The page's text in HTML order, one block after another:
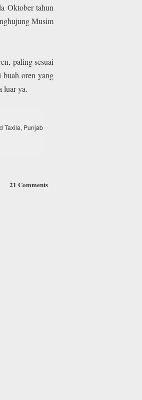
Oktober tahun
Musim
paling sesuai
oren yang
luar ya.
Taxila, Punjab
21 Comments